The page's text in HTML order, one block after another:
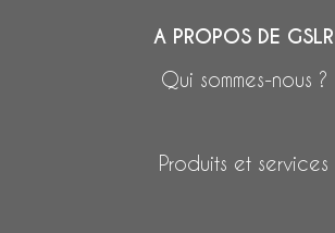
A PROPOS DE GSLR
Qui sommes-nous ?
Produits et services